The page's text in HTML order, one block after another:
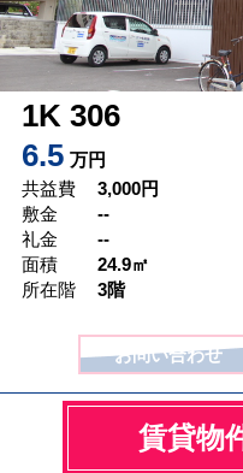
1K 306
6.5 万円
共益費
3,000円
敷金
--
礼金
--
面積
24.9㎡
所在階
3階
お問い合わせ
賃貸物